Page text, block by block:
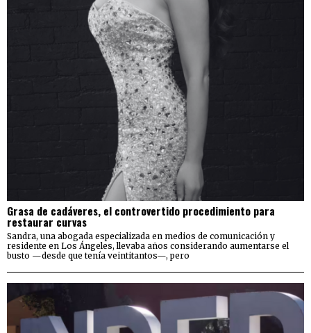
Grasa de cadáveres, el controvertido procedimiento para
restaurar curvas
Sandra, una abogada especializada en medios de comunicación y
residente en Los Ángeles, llevaba años considerando aumentarse el
busto —desde que tenía veintitantos—, pero